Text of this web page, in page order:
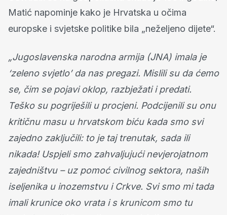
Matić napominje kako je Hrvatska u očima
europske i svjetske politike bila „neželjeno dijete“.
„Jugoslavenska narodna armija (JNA) imala je
‘zeleno svjetlo’ da nas pregazi. Mislili su da ćemo
se, čim se pojavi oklop, razbježati i predati.
Teško su pogriješili u procjeni. Podcijenili su onu
kritičnu masu u hrvatskom biću kada smo svi
zajedno zaključili: to je taj trenutak, sada ili
nikada! Uspjeli smo zahvaljujući nevjerojatnom
zajedništvu – uz pomoć civilnog sektora, naših
iseljenika u inozemstvu i Crkve. Svi smo mi tada
imali krunice oko vrata i s krunicom smo tu